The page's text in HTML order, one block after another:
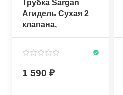
Трубка Sargan
Агидель Сухая 2
клапана,
прозрачный/
силикон
1 590